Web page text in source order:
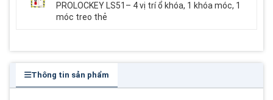
PROLOCKEY LS51– 4 vị trí ổ khóa, 1 khóa móc, 1
móc treo thẻ
Thông tin sản phẩm